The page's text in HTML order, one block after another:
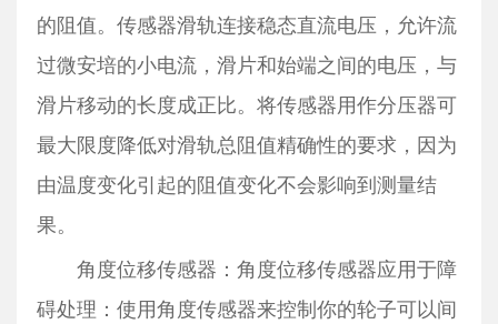
的阻值。传感器滑轨连接稳态直流电压，允许流
过微安培的小电流，滑片和始端之间的电压，与
滑片移动的长度成正比。将传感器用作分压器可
最大限度降低对滑轨总阻值精确性的要求，因为
由温度变化引起的阻值变化不会影响到测量结
果。
角度位移传感器：角度位移传感器应用于障
碍处理：使用角度传感器来控制你的轮子可以间